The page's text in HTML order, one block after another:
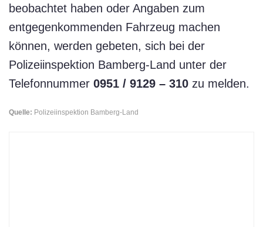
beobachtet haben oder Angaben zum
entgegenkommenden Fahrzeug machen
können, werden gebeten, sich bei der
Polizeiinspektion Bamberg-Land unter der
Telefonnummer 0951 / 9129 – 310 zu melden.
Quelle: Polizeiinspektion Bamberg-Land